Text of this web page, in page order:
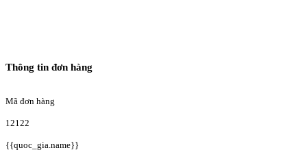
Thông tin đơn hàng
Mã đơn hàng
12122
{{quoc_gia.name}}